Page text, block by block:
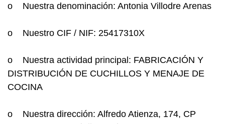
o Nuestra denominación: Antonia Villodre Arenas
o Nuestro CIF / NIF: 25417310X
o Nuestra actividad principal: FABRICACIÓN Y
DISTRIBUCIÓN DE CUCHILLOS Y MENAJE DE
COCINA
o Nuestra dirección: Alfredo Atienza, 174, CP